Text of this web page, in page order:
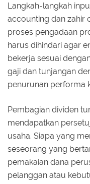
Langkah-langkah
accounting dan zahir
proses pengadaan
harus dihindari agar
bekerja sesuai
gaji dan tunjangan
penurunan performa
Pembagian dividen
mendapatkan
usaha. Siapa yang
seseorang yang
pemakaian dana
pelanggan atau